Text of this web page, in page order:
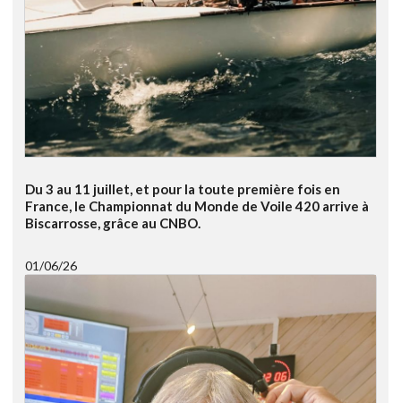
Du 3 au 11 juillet, et pour la toute première fois en
France, le Championnat du Monde de Voile 420 arrive à
Biscarrosse, grâce au CNBO.
01/06/26